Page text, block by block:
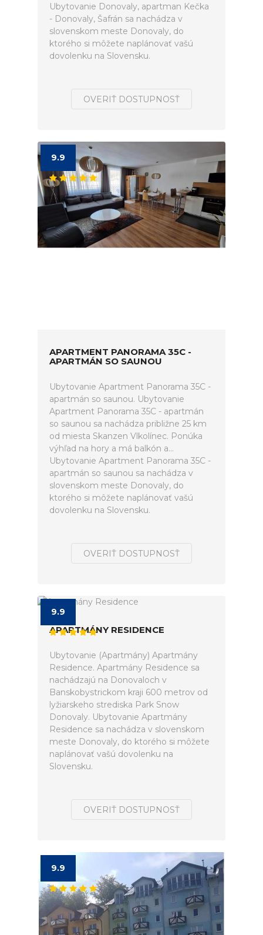
Ubytovanie Donovaly, apartman Kečka
- Donovaly, Šafrán sa nachádza v
slovenskom meste Donovaly, do
ktorého si môžete naplánovať vašú
dovolenku na Slovensku.
OVERIŤ DOSTUPNOSŤ
9.9
APARTMENT PANORAMA 35C -
APARTMÁN SO SAUNOU
Ubytovanie Apartment Panorama 35C -
apartmán so saunou. Ubytovanie
Apartment Panorama 35C - apartmán
so saunou sa nachádza približne 25 km
od miesta Skanzen Vlkolínec. Ponúka
výhľad na hory a má balkón a...
Ubytovanie Apartment Panorama 35C -
apartmán so saunou sa nachádza v
slovenskom meste Donovaly, do
ktorého si môžete naplánovať vašú
dovolenku na Slovensku.
OVERIŤ DOSTUPNOSŤ
9.9
APARTMÁNY RESIDENCE
Ubytovanie (Apartmány) Apartmány
Residence. Apartmány Residence sa
nachádzajú na Donovaloch v
Banskobystrickom kraji 600 metrov od
lyžiarskeho strediska Park Snow
Donovaly. Ubytovanie Apartmány
Residence sa nachádza v slovenskom
meste Donovaly, do ktorého si môžete
naplánovať vašú dovolenku na
Slovensku.
OVERIŤ DOSTUPNOSŤ
9.9